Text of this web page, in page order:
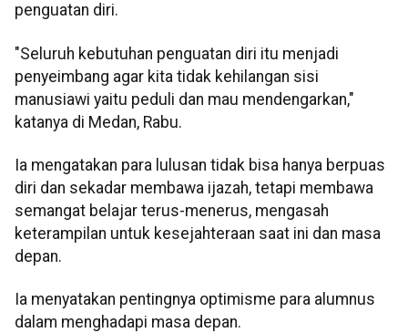
penguatan diri.
"Seluruh kebutuhan penguatan diri itu menjadi
penyeimbang agar kita tidak kehilangan sisi
manusiawi yaitu peduli dan mau mendengarkan,"
katanya di Medan, Rabu.
Ia mengatakan para lulusan tidak bisa hanya berpuas
diri dan sekadar membawa ijazah, tetapi membawa
semangat belajar terus-menerus, mengasah
keterampilan untuk kesejahteraan saat ini dan masa
depan.
Ia menyatakan pentingnya optimisme para alumnus
dalam menghadapi masa depan.